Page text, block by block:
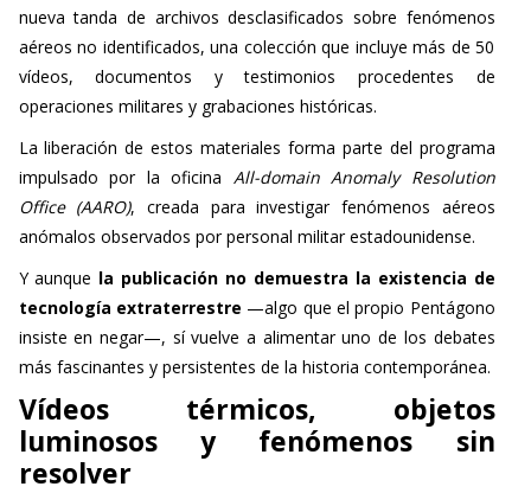
nueva tanda de archivos desclasificados sobre fenómenos
aéreos no identificados, una colección que incluye más de 50
vídeos, documentos y testimonios procedentes de
operaciones militares y grabaciones históricas.
La liberación de estos materiales forma parte del programa
impulsado por la oficina All-domain Anomaly Resolution
Office (AARO), creada para investigar fenómenos aéreos
anómalos observados por personal militar estadounidense.
Y aunque la publicación no demuestra la existencia de
tecnología extraterrestre —algo que el propio Pentágono
insiste en negar—, sí vuelve a alimentar uno de los debates
más fascinantes y persistentes de la historia contemporánea.
Vídeos térmicos, objetos
luminosos y fenómenos sin
resolver